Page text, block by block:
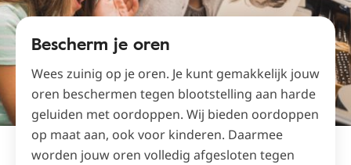
Bescherm je oren
Wees zuinig op je oren. Je kunt gemakkelijk jouw
oren beschermen tegen blootstelling aan harde
geluiden met oordoppen. Wij bieden oordoppen
op maat aan, ook voor kinderen. Daarmee
worden jouw oren volledig afgesloten tegen